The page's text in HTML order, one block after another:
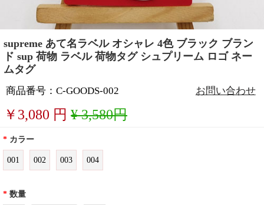
supreme あて名ラベル オシャレ 4色 ブラック ブラン
ド sup 荷物 ラベル 荷物タグ シュプリーム ロゴ ネー
ムタグ
商品番号：C-GOODS-002 お問い合わせ
￥ 3,080 円 ¥ 3,580円
* カラー
001 002 003 004
* 数量